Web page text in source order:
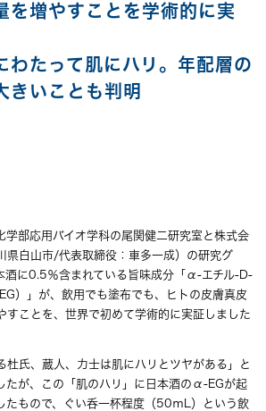
を増やすことを学術的に実
わたって肌にハリ。年配層の
きいことも判明
学部応用バイオ学科の尾関健二研究室と株式会
県白山市/代表取締役：車多一成）の研究グ
酒に0.5％含まれている旨味成分「α-エチル-D-
）」が、飲用でも塗布でも、ヒトの皮膚真皮
すことを、世界で初めて学術的に実証しました
杜氏、蔵人、力士は肌にハリとツヤがある」と
たが、この「肌のハリ」に日本酒のα-EGが起
たもので、ぐい呑一杯程度（50ｍL）という飲